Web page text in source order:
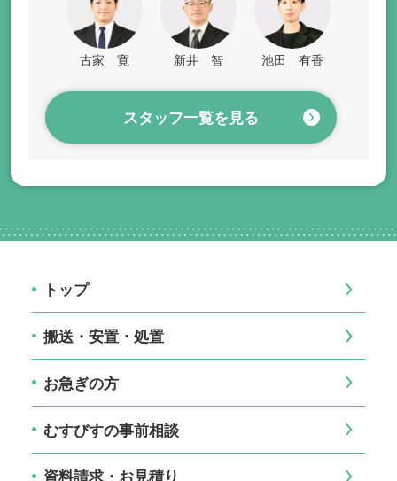
古家 寛 新井 智 池田 有香
スタッフ一覧を見る
トップ
搬送・安置・処置
お急ぎの方
むすびすの事前相談
資料請求・お見積り